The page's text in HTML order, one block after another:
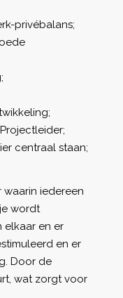
privébalans;
centraal staan;
iedereen
wordt
elkaar en er
en er
Door de
wat zorgt voor